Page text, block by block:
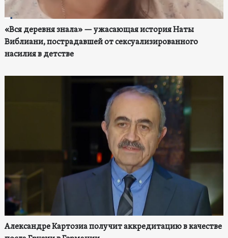
«Вся деревня знала» — ужасающая история Наты
Виблиани, пострадавшей от сексуализированного
насилия в детстве
Александре Картозиа получит аккредитацию в качестве